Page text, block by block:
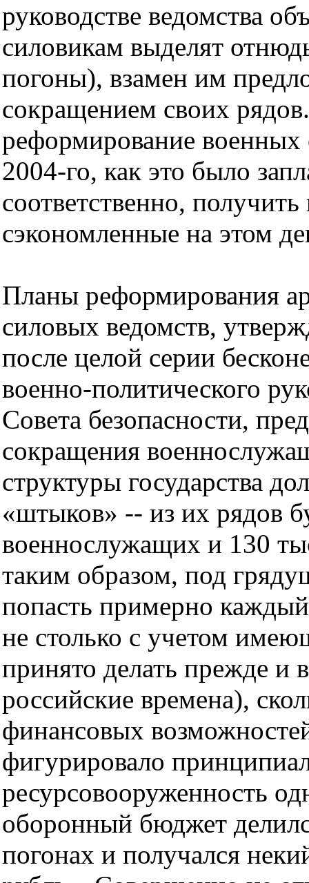
руководстве ведомства
силовикам выделят
погоны), взамен им
сокращением своих
реформирование военных
2004-го, как это было
соответственно,
сэкономленные на этом
Планы реформирования
силовых ведомств,
после целой серии
военно-политического
Совета безопасности,
сокращения
структуры государства
«штыков» -- из их рядов
военнослужащих и 130
таким образом, под
попасть примерно
не столько с учетом
принято делать прежде и
российские времена),
финансовых
фигурировало
ресурсовооруженность
оборонный бюджет
погонах и получался